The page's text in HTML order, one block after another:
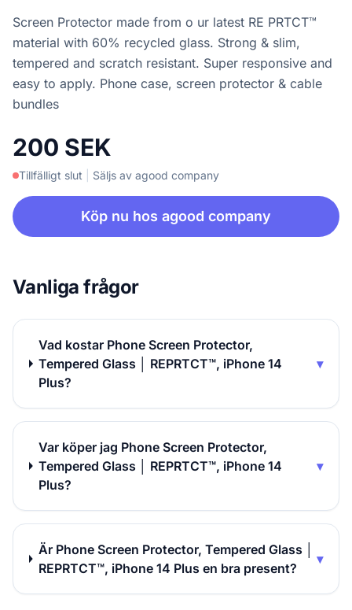
Screen Protector made from o ur latest RE PRTCT™
material with 60% recycled glass. Strong & slim,
tempered and scratch resistant. Super responsive and
easy to apply. Phone case, screen protector & cable
bundles
200 SEK
Tillfälligt slut Säljs av agood company
Köp nu hos agood company
Vanliga frågor
Vad kostar Phone Screen Protector,
Tempered Glass │ REPRTCT™, iPhone 14
Plus?
▾
Var köper jag Phone Screen Protector,
Tempered Glass │ REPRTCT™, iPhone 14
Plus?
▾
Är Phone Screen Protector, Tempered Glass │
REPRTCT™, iPhone 14 Plus en bra present?
▾